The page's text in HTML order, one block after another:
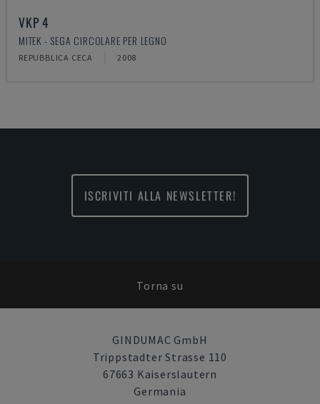
VKP 4
MITEK - SEGA CIRCOLARE PER LEGNO
REPUBBLICA CECA 2008
ISCRIVITI ALLA NEWSLETTER!
Torna su
GINDUMAC GmbH
Trippstadter Strasse 110
67663 Kaiserslautern
Germania